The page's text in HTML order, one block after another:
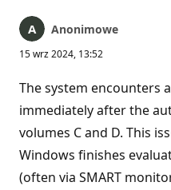
Anonimowe
15 wrz 2024, 13:52
The system encounters
immediately after the
volumes C and D. This
Windows finishes
(often via SMART